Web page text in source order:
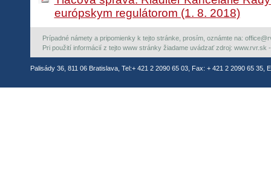
európskym regulátorom (1. 8. 2018)
Prípadné námety a pripomienky k tejto stránke, prosím, oznámte na:
Pri použití informácií z tejto www stránky žiadame uvádzať zdroj: www.rvr.sk
Palisády 36, 811 06 Bratislava, Tel:+ 421 2 2090 65 03, Fax: + 421 2 2090 65 35,